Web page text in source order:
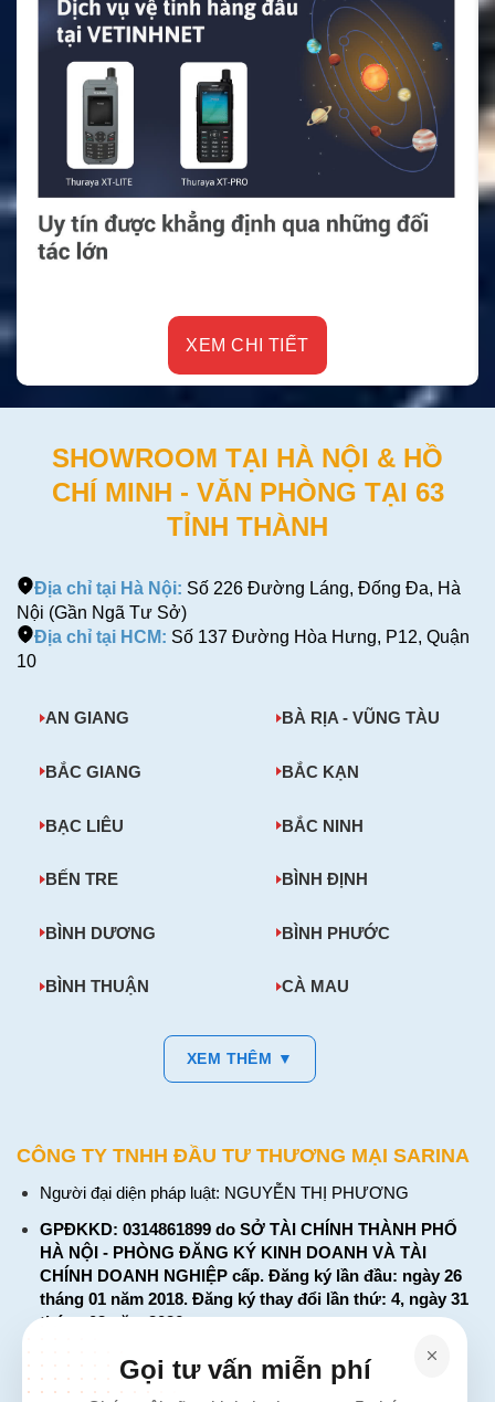
XEM CHI TIẾT
SHOWROOM TẠI HÀ NỘI & HỒ
CHÍ MINH - VĂN PHÒNG TẠI 63
TỈNH THÀNH
Địa chỉ tại Hà Nội: Số 226 Đường Láng, Đống Đa, Hà
Nội (Gần Ngã Tư Sở)
Địa chỉ tại HCM: Số 137 Đường Hòa Hưng, P12, Quận
10
AN GIANG BÀ RỊA - VŨNG TÀU
BẮC GIANG BẮC KẠN
BẠC LIÊU BẮC NINH
BẾN TRE BÌNH ĐỊNH
BÌNH DƯƠNG BÌNH PHƯỚC
BÌNH THUẬN CÀ MAU
XEM THÊM ▼
CÔNG TY TNHH ĐẦU TƯ THƯƠNG MẠI SARINA
Người đại diện pháp luật: NGUYỄN THỊ PHƯƠNG
GPĐKKD: 0314861899 do SỞ TÀI CHÍNH THÀNH PHỐ
HÀ NỘI - PHÒNG ĐĂNG KÝ KINH DOANH VÀ TÀI
CHÍNH DOANH NGHIỆP cấp. Đăng ký lần đầu: ngày 26
tháng 01 năm 2018. Đăng ký thay đổi lần thứ: 4, ngày 31
tháng 03 năm 2026
226 Đường Láng, Đống Đa, Hà Nội
137 Đường Hòa Hưng, Phường 12, Quận 10, TP. Hồ Chí
Gọi tư vấn miễn phí